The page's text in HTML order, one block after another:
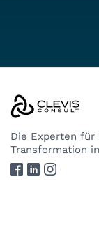
Die Experten für
Transformation